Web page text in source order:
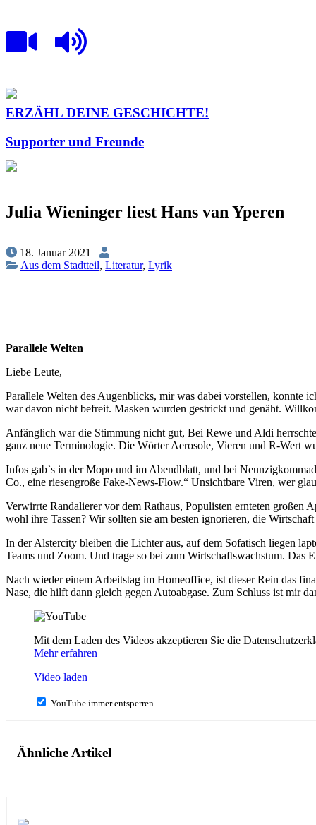
ERZÄHL DEINE GESCHICHTE!
Supporter und Freunde
Julia Wieninger liest Hans van Yperen
18. Januar 2021
Aus dem Stadtteil, Literatur, Lyrik
Parallele Welten
Liebe Leute,
Parallele Welten des Augenblicks, mir was dabei vorstellen, konnte
war davon nicht befreit. Masken wurden gestrickt und genäht.
Anfänglich war die Stimmung nicht gut, Bei Rewe und Aldi
ganz neue Terminologie. Die Wörter Aerosole, Vieren und R-Wert
Infos gab`s in der Mopo und im Abendblatt, und bei
Co., eine riesengroße Fake-News-Flow.“ Unsichtbare Viren, wer
Verwirrte Randalierer vor dem Rathaus, Populisten ernteten großen
wohl ihre Tassen? Wir sollten sie am besten ignorieren, die
In der Alstercity bleiben die Lichter aus, auf dem Sofatisch liegen
Teams und Zoom. Und trage so bei zum Wirtschaftswachstum. Das
Nach wieder einem Arbeitstag im Homeoffice, ist dieser Rein das
Nase, die hilft dann gleich gegen Autoabgase. Zum Schluss ist mir
Mit dem Laden des Videos akzeptieren Sie die
Mehr erfahren
Video laden
YouTube immer entsperren
Ähnliche Artikel